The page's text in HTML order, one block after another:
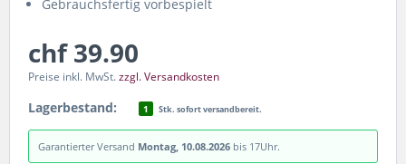
Gebrauchsfertig vorbespielt
chf 39.90
Preise inkl. MwSt.zzgl. Versandkosten
Lagerbestand: 1 Stk. sofort versandbereit.
Garantierter Versand Montag, 10.08.2026 bis 17Uhr.